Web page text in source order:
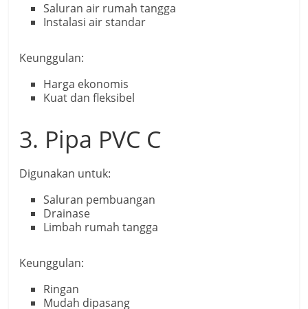
Saluran air rumah tangga
Instalasi air standar
Keunggulan:
Harga ekonomis
Kuat dan fleksibel
3. Pipa PVC C
Digunakan untuk:
Saluran pembuangan
Drainase
Limbah rumah tangga
Keunggulan:
Ringan
Mudah dipasang